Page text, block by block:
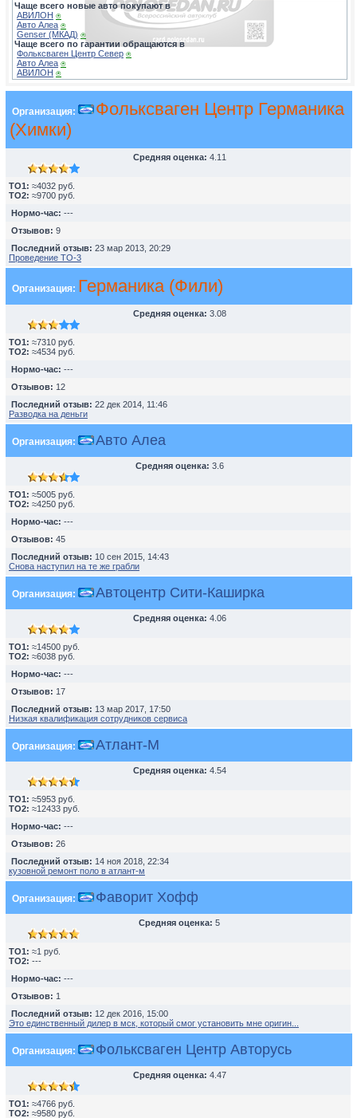
Чаще всего новые авто покупают в
АВИЛОН ⍟
Авто Алеа ⍟
Genser (МКАД) ⍟
Чаще всего по гарантии обращаются в
Фольксваген Центр Север ⍟
Авто Алеа ⍟
АВИЛОН ⍟
Организация:
Фольксваген Центр Германика
(Химки)
Средняя оценка: 4.11
TO1: ≈4032 руб.
TO2: ≈9700 руб.
Нормо-час: ---
Отзывов: 9
Последний отзыв: 23 мар 2013, 20:29
Проведение ТО-3
Организация: Германика (Фили)
Средняя оценка: 3.08
TO1: ≈7310 руб.
TO2: ≈4534 руб.
Нормо-час: ---
Отзывов: 12
Последний отзыв: 22 дек 2014, 11:46
Разводка на деньги
Организация: Авто Алеа
Средняя оценка: 3.6
TO1: ≈5005 руб.
TO2: ≈4250 руб.
Нормо-час: ---
Отзывов: 45
Последний отзыв: 10 сен 2015, 14:43
Снова наступил на те же грабли
Организация: Автоцентр Сити-Каширка
Средняя оценка: 4.06
TO1: ≈14500 руб.
TO2: ≈6038 руб.
Нормо-час: ---
Отзывов: 17
Последний отзыв: 13 мар 2017, 17:50
Низкая квалификация сотрудников сервиса
Организация: Атлант-М
Средняя оценка: 4.54
TO1: ≈5953 руб.
TO2: ≈12433 руб.
Нормо-час: ---
Отзывов: 26
Последний отзыв: 14 ноя 2018, 22:34
кузовной ремонт поло в атлант-м
Организация: Фаворит Хофф
Средняя оценка: 5
TO1: ≈1 руб.
TO2: ---
Нормо-час: ---
Отзывов: 1
Последний отзыв: 12 дек 2016, 15:00
Это единственный дилер в мск, который смог установить мне оригин...
Организация: Фольксваген Центр Авторусь
Средняя оценка: 4.47
TO1: ≈4766 руб.
TO2: ≈9580 руб.